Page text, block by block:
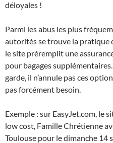
déloyales !
Parmi les abus les plus
autorités se trouve la pratique
le site préremplit une
pour bagages
garde, il n’annule pas ces
pas forcément besoin.
Exemple : sur EasyJet.com, le
low cost, Famille Chrétienne
Toulouse pour le dimanche 14